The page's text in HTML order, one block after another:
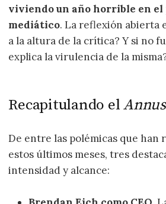
viviendo un año horrible en el
mediático. La reflexión abierta
a la altura de la crítica? Y si no
explica la virulencia de la
Recapitulando el
De entre las polémicas que han
estos últimos meses, tres
intensidad y alcance: